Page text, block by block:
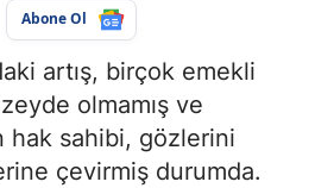
Abone Ol
artış, birçok emekli
olmamış ve
hak sahibi, gözlerini
çevirmiş durumda.